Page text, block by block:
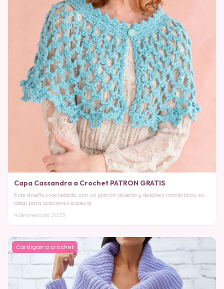
Capa Cassandra a Crochet PATRON GRATIS
Este diseño crochetado, con un patrón abierto y detalles románticos, es
ideal para ocasiones especia
4 de enero de 2025
Cardigan a crochet